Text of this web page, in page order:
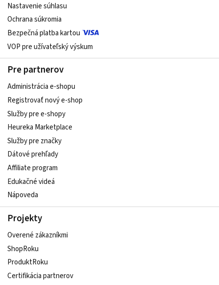
Nastavenie súhlasu
Ochrana súkromia
Bezpečná platba kartou
VOP pre užívateľský výskum
Pre partnerov
Administrácia e-shopu
Registrovať nový e-shop
Služby pre e‑shopy
Heureka Marketplace
Služby pre značky
Dátové prehľady
Affiliate program
Edukačné videá
Nápoveda
Projekty
Overené zákazníkmi
ShopRoku
ProduktRoku
Certifikácia partnerov